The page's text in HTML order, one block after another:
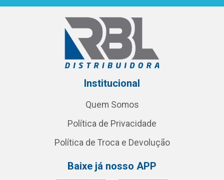
Institucional
Quem Somos
Política de Privacidade
Política de Troca e Devolução
Baixe já nosso APP